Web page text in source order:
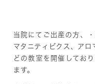
当院にてご出産の方、
マタニティビクス
、ア
どの教室を開催してお
ます。